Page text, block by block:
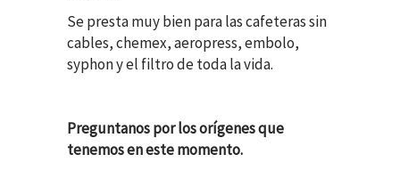
Se presta muy bien para las cafeteras sin
cables, chemex, aeropress, embolo,
syphon y el filtro de toda la vida.
Preguntanos por los orígenes que
tenemos en este momento.